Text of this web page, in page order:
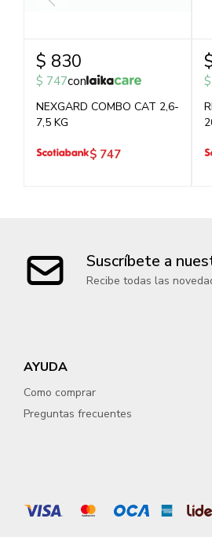
$ 830
$ 747con
NEXGARD COMBO CAT 2,6-
7,5 KG
$ 747
$
Suscríbete a
Recibe todas las
AYUDA
Como comprar
Preguntas frecuentes